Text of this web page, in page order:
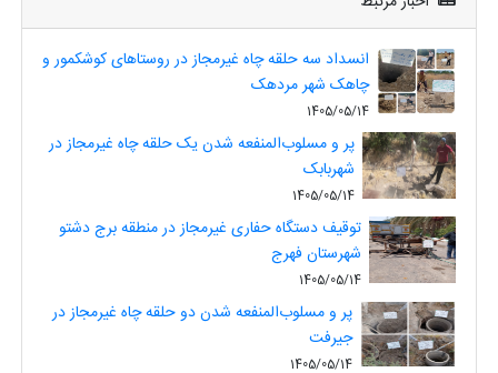
انسداد سه حلقه چاه غیرمجاز در روستاهای کوشکمور و
چاهک شهر مردهک
1405/05/14
پر و مسلوب‌المنفعه شدن یک حلقه چاه غیرمجاز در
شهربابک
1405/05/14
توقیف دستگاه حفاری غیرمجاز در منطقه برج دشتو
شهرستان فهرج
1405/05/14
پر و مسلوب‌المنفعه شدن دو حلقه چاه غیرمجاز در
جیرفت
1405/05/14